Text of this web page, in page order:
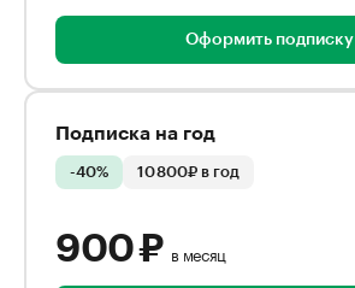
Оформить подписку
Подписка на год
-40% 10 800₽ в год
900 ₽ в месяц